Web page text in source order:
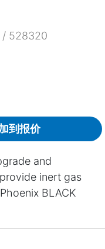
/ 528320
到报价
and
inert gas
BLACK